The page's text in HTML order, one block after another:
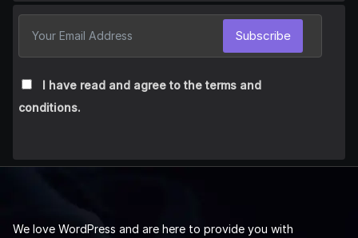
I have read and agree to the terms and
conditions.
Subscribe
We love WordPress and are here to provide you with